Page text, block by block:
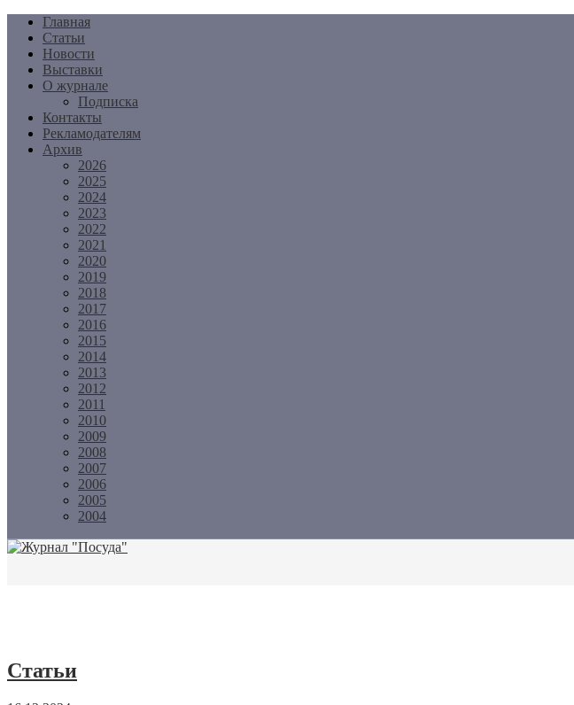
Перейти
содержимому
Главная
Статьи
Новости
Выставки
О журнале
Подписка
Контакты
Рекламодателям
Архив
2026
2025
2024
2023
2022
2021
2020
2019
2018
2017
2016
2015
2014
2013
2012
2011
2010
2009
2008
2007
2006
2005
2004
Статьи